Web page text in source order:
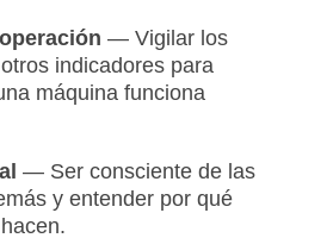
— Vigilar los
indicadores para
máquina funciona
— Ser consciente de las
y entender por qué